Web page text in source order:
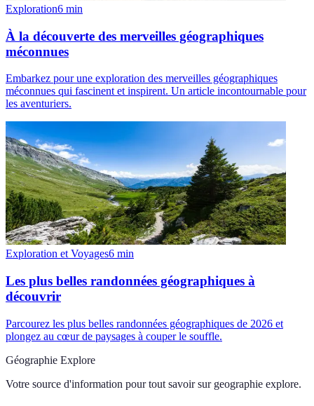
Exploration6 min
À la découverte des merveilles géographiques
méconnues
Embarkez pour une exploration des merveilles géographiques
méconnues qui fascinent et inspirent. Un article incontournable pour
les aventuriers.
Exploration et Voyages6 min
Les plus belles randonnées géographiques à
découvrir
Parcourez les plus belles randonnées géographiques de 2026 et
plongez au cœur de paysages à couper le souffle.
Géographie Explore
Votre source d'information pour tout savoir sur geographie explore.